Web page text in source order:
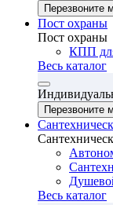
Перезвоните
Пост охраны
Пост охраны
КПП
Весь каталог
Перезвоните
Весь каталог